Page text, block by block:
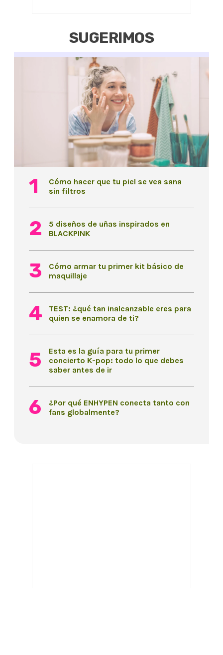
SUGERIMOS
Cómo hacer que tu piel se vea sana
sin filtros
5 diseños de uñas inspirados en
BLACKPINK
Cómo armar tu primer kit básico de
maquillaje
TEST: ¿qué tan inalcanzable eres para
quien se enamora de ti?
Esta es la guía para tu primer
concierto K-pop: todo lo que debes
saber antes de ir
¿Por qué ENHYPEN conecta tanto con
fans globalmente?